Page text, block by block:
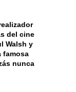
del cine
Walsh y
famosa
nunca